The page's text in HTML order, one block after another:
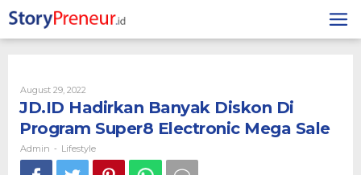
to
content
August 29, 2022
Admin
JD.ID Hadirkan Banyak Diskon Di
Program Super8 Electronic Mega Sale
Admin - Lifestyle